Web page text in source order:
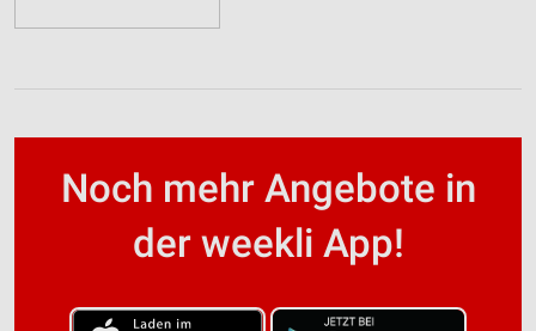
Noch mehr Angebote in
der weekli App!